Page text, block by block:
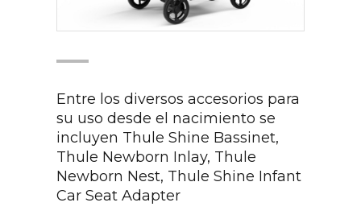
Entre los diversos accesorios para
su uso desde el nacimiento se
incluyen Thule Shine Bassinet,
Thule Newborn Inlay, Thule
Newborn Nest, Thule Shine Infant
Car Seat Adapter